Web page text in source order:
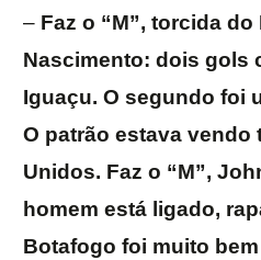
– Faz o “M”, torcida
Nascimento: dois gols
Iguaçu. O segundo foi
O patrão estava vendo
Unidos. Faz o “M”,
homem está ligado,
Botafogo foi muito bem